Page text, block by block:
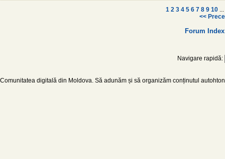
1 2 3 4 5 6 7 8 9 10 ...
<<
Forum Index
Navigare rapidă:
Comunitatea digitală din Moldova. Să adunăm și să organizăm conținutul